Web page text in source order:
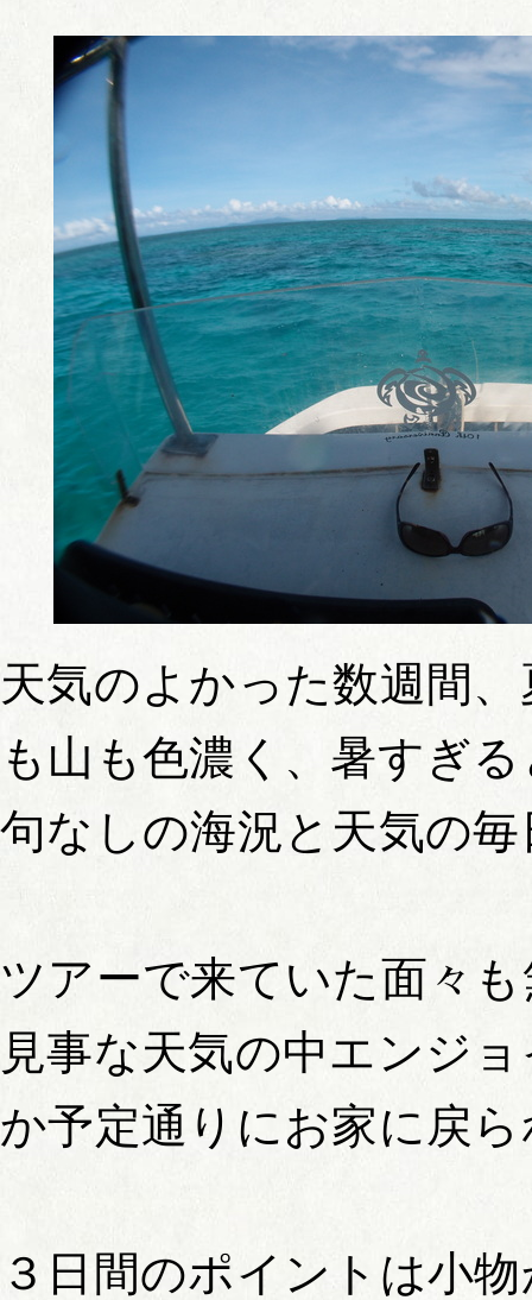
天気のよかった数週間
も山も色濃く、暑すぎ
句なしの海況と天気の
ツアーで来ていた面々
見事な天気の中エンジ
か予定通りにお家に戻
３日間のポイントは小